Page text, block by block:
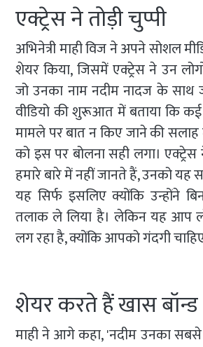
एक्ट्रेस ने तोड़ी चुप्पी
अभिनेत्री माही विज ने अपने सोशल
शेयर किया, जिसमें एक्ट्रेस ने उन
जो उनका नाम नदीम नादज के साथ
वीडियो की शुरूआत में बताया कि
मामले पर बात न किए जाने की सलाह
को इस पर बोलना सही लगा।
हमारे बारे में नहीं जानते हैं, उनको यह
यह सिर्फ इसलिए क्योंकि उन्होंने
तलाक ले लिया है। लेकिन यह आप
लग रहा है, क्योंकि आपको गंदगी
शेयर करते हैं खास बॉन्ड
माही ने आगे कहा, 'नदीम उनका